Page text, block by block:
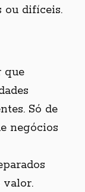
ou difíceis.
que
Só de
negócios
valor.